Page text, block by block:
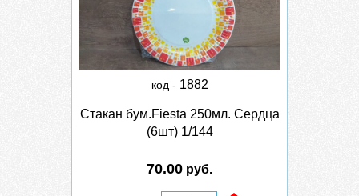
код - 1882
Стакан бум.Fiesta 250мл. Сердца
(6шт) 1/144
70.00 руб.